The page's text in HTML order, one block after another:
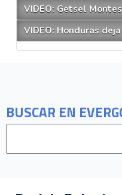
BUSCAR EN
VIDEO: Getsel
VIDEO: Honduras